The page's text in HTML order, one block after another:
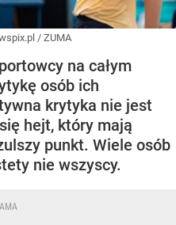
/ ZUMA
na całym
osób ich
krytyka nie jest
hejt, który mają
punkt. Wiele osób
nie wszyscy.